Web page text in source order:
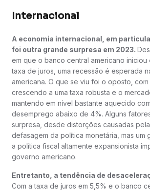
Internacional
A economia internacional, em
foi outra grande surpresa em 2023.
em que o banco central americano iniciou
taxa de juros, uma recessão é esperada
americana. O que se viu foi o oposto,
crescendo a uma taxa robusta e o
mantendo em nível bastante aquecido
desemprego abaixo de 4%. Alguns
surpresa, desde distorções causadas
defasagem da política monetária, mas um
a política fiscal altamente expansionista
governo americano.
Entretanto, a tendência de
Com a taxa de juros em 5,5% e o banco